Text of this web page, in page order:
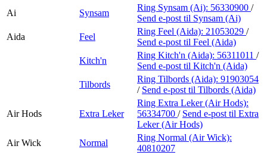
Ai
Synsam
Ring Synsam (Ai): 56330900 /
Send e-post til Synsam (Ai)
Aida
Feel
Ring Feel (Aida): 21053029 /
Send e-post til Feel (Aida)
Kitch'n
Ring Kitch'n (Aida): 56311011 /
Send e-post til Kitch'n (Aida)
Tilbords
Ring Tilbords (Aida): 91903054
/ Send e-post til Tilbords (Aida)
Air Hods Extra Leker
Ring Extra Leker (Air Hods):
56334700 / Send e-post til Extra
Leker (Air Hods)
Air Wick
Normal
Ring Normal (Air Wick):
40810207